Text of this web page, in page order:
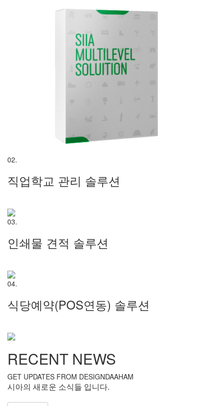
02.
직업학교 관리 솔루션
03.
인쇄물 견적 솔루션
04.
식당예약(POS연동) 솔루션
RECENT NEWS
GET UPDATES FROM DESIGNDAAHAM
시아의 새로운 소식들 입니다.